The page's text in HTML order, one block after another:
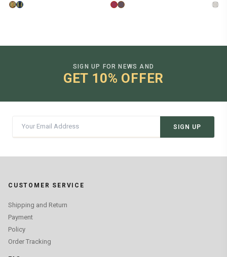
SIGN UP FOR NEWS AND
GET 10% OFFER
SIGN UP
CUSTOMER SERVICE
Shipping and Return
Payment
Policy
Order Tracking